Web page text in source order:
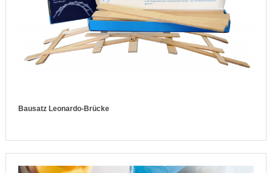
Bausatz Leonardo-Brücke